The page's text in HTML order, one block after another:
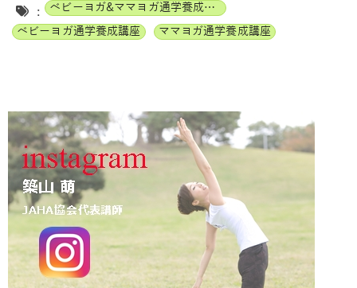
:
ベビーヨガ&ママヨガ通学養成講座
ベビーヨガ通学養成講座
ママヨガ通学養成講座